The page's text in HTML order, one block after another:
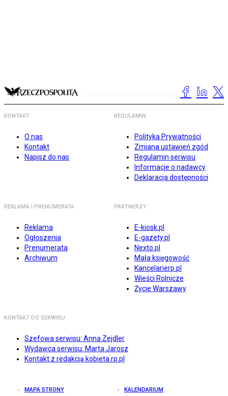
KONTAKT
O nas
Kontakt
Napisz do nas
REGULAMIN
Polityka Prywatności
Zmiana ustawień zgód
Regulamin serwisu
Informacje o nadawcy
Deklaracja dostępności
REKLAMA I PRENUMERATA
Reklama
Ogłoszenia
Prenumerata
Archiwum
PARTNERZY
E-kiosk.pl
E-gazety.pl
Nexto.pl
Mała księgowość
Kancelarierp.pl
Wieści Rolnicze
Życie Warszawy
KONTAKT DO SERWISU
Szefowa serwisu: Anna Zejdler
Wydawca serwisu: Marta Jarosz
Kontakt z redakcją kobieta.rp.pl
MAPA STRONY KALENDARIUM